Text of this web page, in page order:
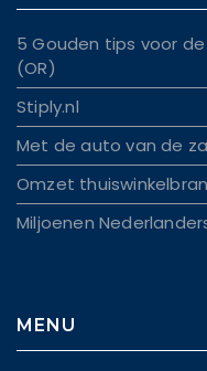
5 Gouden tips voor
(OR)
Stiply.nl
Met de auto van de
Omzet
Miljoenen
MENU